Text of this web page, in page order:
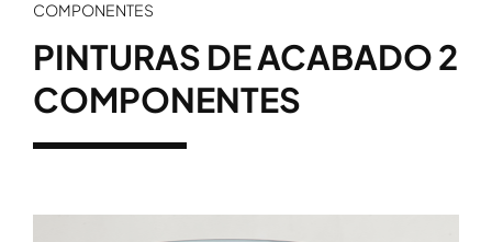
COMPONENTES
PINTURAS DE ACABADO 2
COMPONENTES